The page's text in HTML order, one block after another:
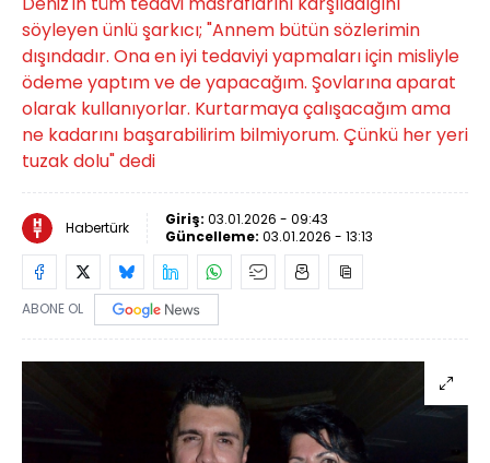
söyleyen ünlü şarkıcı; "Annem bütün sözlerimin
dışındadır. Ona en iyi tedaviyi yapmaları için misliyle
ödeme yaptım ve de yapacağım. Şovlarına aparat
olarak kullanıyorlar. Kurtarmaya çalışacağım ama
ne kadarını başarabilirim bilmiyorum. Çünkü her yeri
tuzak dolu" dedi
Habertürk Giriş: 03.01.2026 - 09:43
Güncelleme: 03.01.2026 - 13:13
ABONE OL